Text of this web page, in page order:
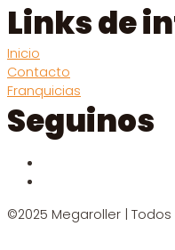
Links de
Inicio
Contacto
Franquicias
Seguinos
©2025 Megaroller |